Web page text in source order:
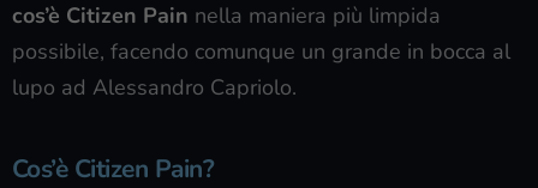
cos’è Citizen Pain nella maniera più limpida
possibile, facendo comunque un grande in bocca al
lupo ad Alessandro Capriolo.
Cos’è Citizen Pain?